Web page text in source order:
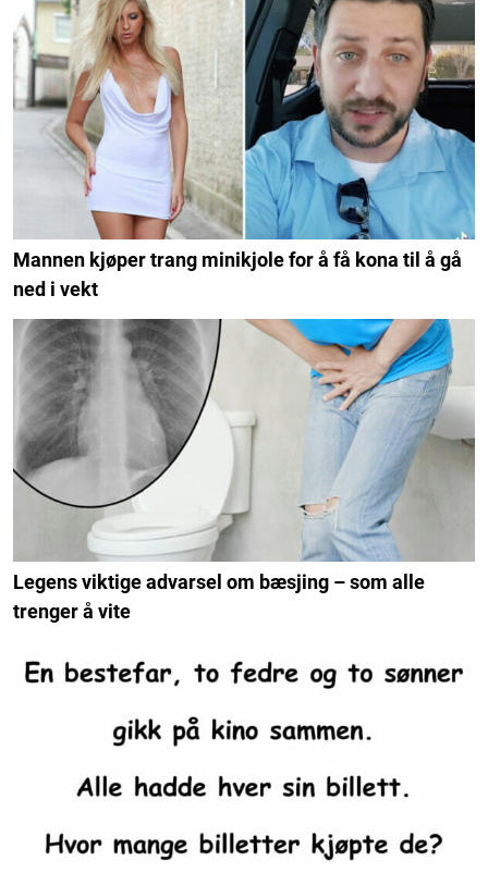
Mannen kjøper trang minikjole for å få kona til å gå
ned i vekt
Legens viktige advarsel om bæsjing – som alle
trenger å vite